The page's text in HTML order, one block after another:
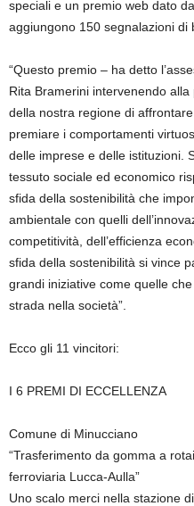
speciali e un premio web dato
aggiungono 150 segnalazioni di
“Questo premio – ha detto
Rita Bramerini intervenendo
della nostra regione di
premiare i comportamenti
delle imprese e delle istituzioni.
tessuto sociale ed economico
sfida della sostenibilità che
ambientale con quelli
competitività, dell’efficienza
sfida della sostenibilità si vince
grandi iniziative come quelle
strada nella società”.
Ecco gli 11 vincitori:
I 6 PREMI DI ECCELLENZA
Comune di Minucciano
“Trasferimento da gomma a
ferroviaria Lucca-Aulla”
Uno scalo merci nella stazione